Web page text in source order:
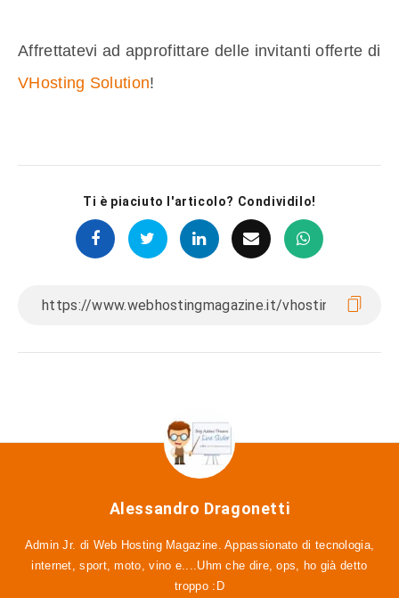
Affrettatevi ad approfittare delle invitanti offerte di
VHosting Solution!
Ti è piaciuto l'articolo? Condividilo!
Alessandro Dragonetti
Admin Jr. di Web Hosting Magazine. Appassionato di tecnologia,
internet, sport, moto, vino e....Uhm che dire, ops, ho già detto
troppo :D